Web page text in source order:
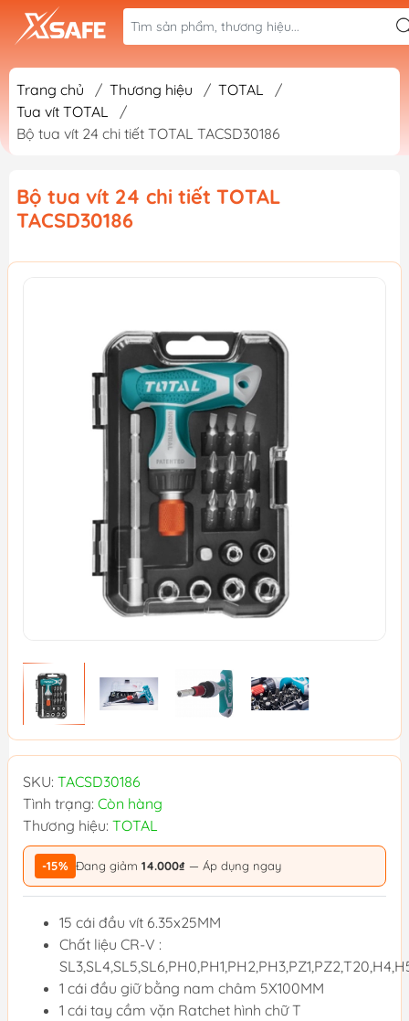
Trang chủ / Thương hiệu / TOTAL
/
Tua vít TOTAL
/
Bộ tua vít 24 chi tiết TOTAL TACSD30186
Bộ tua vít 24 chi tiết TOTAL
TACSD30186
SKU: TACSD30186
Tình trạng: Còn hàng
Thương hiệu: TOTAL
-15% Đang giảm 14.000₫ — Áp dụng ngay
15 cái đầu vít 6.35x25MM
Chất liệu CR-V :
1 cái đầu giữ bằng nam châm 5X100MM
1 cái tay cầm vặn Ratchet hình chữ T